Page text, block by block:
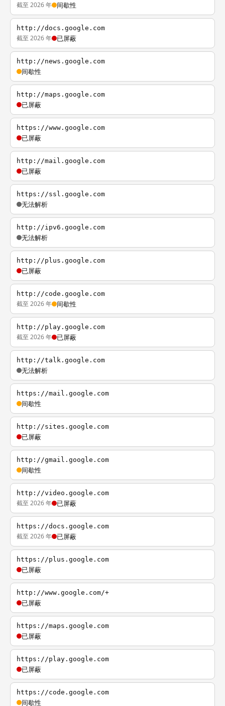
截至 2026 年 间歇性
http://docs.google.com
截至 2026 年 已屏蔽
http://news.google.com
间歇性
http://maps.google.com
已屏蔽
https://www.google.com
已屏蔽
http://mail.google.com
已屏蔽
https://ssl.google.com
无法解析
http://ipv6.google.com
无法解析
http://plus.google.com
已屏蔽
http://code.google.com
截至 2026 年 间歇性
http://play.google.com
截至 2026 年 已屏蔽
http://talk.google.com
无法解析
https://mail.google.com
间歇性
http://sites.google.com
已屏蔽
http://gmail.google.com
间歇性
http://video.google.com
截至 2026 年 已屏蔽
https://docs.google.com
截至 2026 年 已屏蔽
https://plus.google.com
已屏蔽
http://www.google.com/+
已屏蔽
https://maps.google.com
已屏蔽
https://play.google.com
已屏蔽
https://code.google.com
间歇性